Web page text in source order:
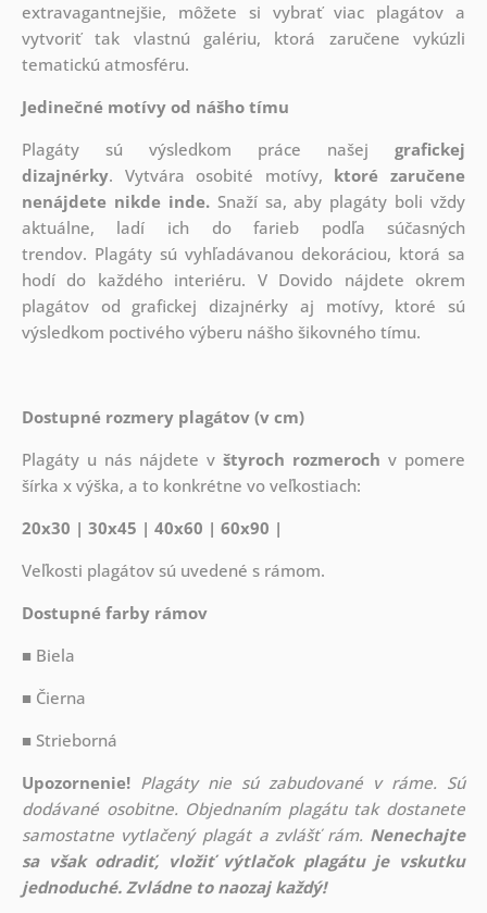
extravagantnejšie, môžete si vybrať viac plagátov a
vytvoriť tak vlastnú galériu, ktorá zaručene vykúzli
tematickú atmosféru.
Jedinečné motívy od nášho tímu
Plagáty sú výsledkom práce našejgrafickej
dizajnérky. Vytvára osobité motívy, ktoré zaručene
nenájdete nikde inde.Snaží sa, aby plagáty boli vždy
aktuálne, ladí ich do farieb podľa súčasných
trendov. Plagáty sú vyhľadávanou dekoráciou, ktorá sa
hodí do každého interiéru. V Dovido nájdete okrem
plagátov od grafickej dizajnérky aj motívy, ktoré sú
výsledkom poctivého výberu nášho šikovného tímu.
Dostupné rozmery plagátov (v cm)
Plagáty u nás nájdete vštyroch rozmeroch v pomere
šírka x výška, a to konkrétne vo veľkostiach:
20x30 | 30x45 | 40x60 | 60x90 |
Veľkosti plagátov sú uvedené s rámom.
Dostupné farby rámov
■ Biela
■ Čierna
■ Strieborná
Upozornenie! Plagáty nie sú zabudované v ráme. Sú
dodávané osobitne. Objednaním plagátu tak dostanete
samostatne vytlačený plagát a zvlášť rám. Nenechajte
sa však odradiť, vložiť výtlačok plagátu je vskutku
jednoduché. Zvládne to naozaj každý!